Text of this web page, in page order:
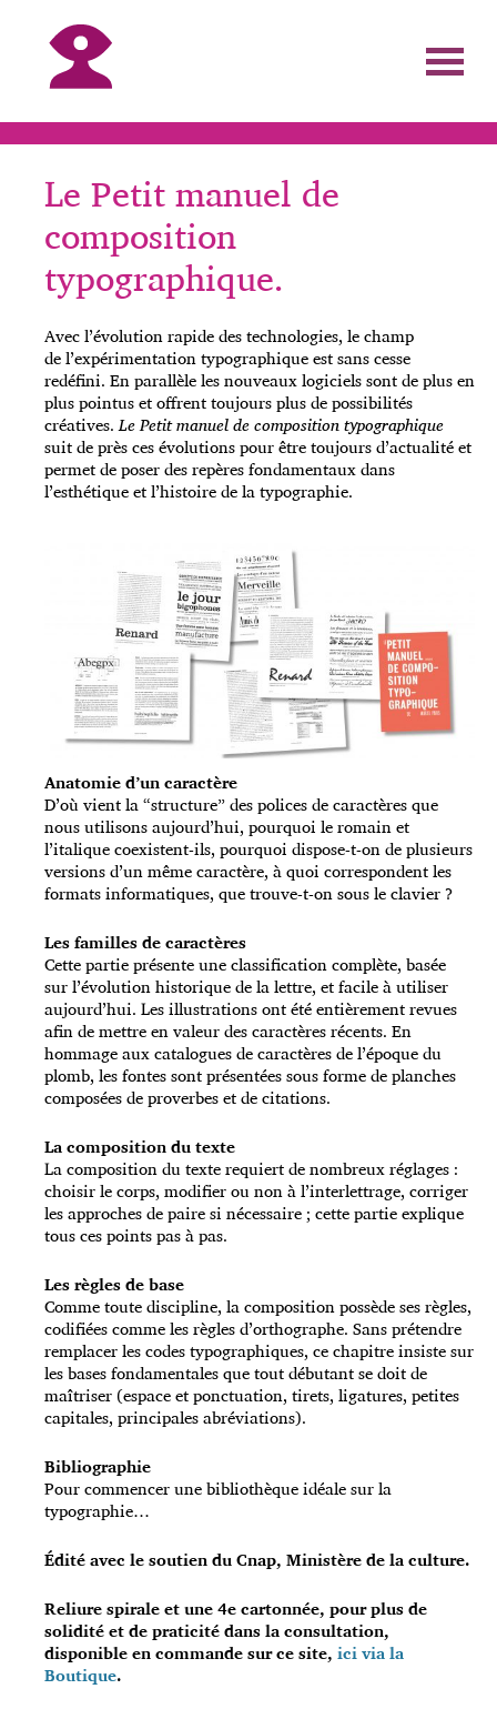
Le Petit manuel de
composition
typographique.
Avec l’évolution rapide des technologies, le champ
de l’expérimentation typographique est sans cesse
redéfini. En parallèle les nouveaux logiciels sont de plus en
plus pointus et offrent toujours plus de possibilités
créatives.Le Petit manuel de composition typographique
suit de près ces évolutions pour être toujours d’actualité et
permet de poser des repères fondamentaux dans
l’esthétique et l’histoire de la typographie.
Anatomie d’un caractère
D’où vient la “structure” des polices de caractères que
nous utilisons aujourd’hui, pourquoi le romain et
l’italique coexistent-ils, pourquoi dispose-t-on de plusieurs
versions d’un même caractère, à quoi correspondent les
formats informatiques, que trouve-t-on sous le clavier ?
Les familles de caractères
Cette partie présente une classification complète, basée
sur l’évolution historique de la lettre, et facile à utiliser
aujourd’hui. Les illustrations ont été entièrement revues
afin de mettre en valeur des caractères récents. En
hommage aux catalogues de caractères de l’époque du
plomb, les fontes sont présentées sous forme de planches
composées de proverbes et de citations.
La composition du texte
La composition du texte requiert de nombreux réglages :
choisir le corps, modifier ou non à l’interlettrage, corriger
les approches de paire si nécessaire ; cette partie explique
tous ces points pas à pas.
Les règles de base
Comme toute discipline, la composition possède ses règles,
codifiées comme les règles d’orthographe. Sans prétendre
remplacer les codes typographiques, ce chapitre insiste sur
les bases fondamentales que tout débutant se doit de
maîtriser (espace et ponctuation, tirets, ligatures, petites
capitales, principales abréviations).
Bibliographie
Pour commencer une bibliothèque idéale sur la
typographie…
Édité avec le soutien du Cnap, Ministère de la culture.
Reliure spirale et une 4e cartonnée, pour plus de
solidité et de praticité dans la consultation,
disponible en commande sur ce site, icivia la
Boutique.